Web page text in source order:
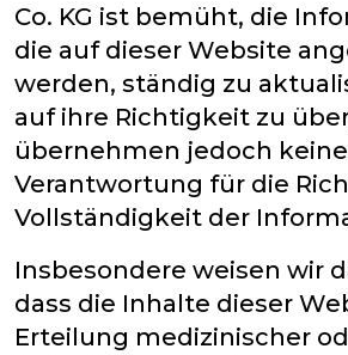
Co. KG ist bemüht, die
die auf dieser Website
werden, ständig zu
auf ihre Richtigkeit zu
übernehmen jedoch keine
Verantwortung für die
Vollständigkeit der
Insbesondere weisen wir
dass die Inhalte dieser
Erteilung medizinischer